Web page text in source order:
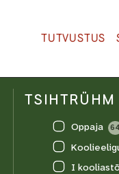
TUTVUSTUS
TSIHTRÜHM
Oppaja 64
I kooliastõ